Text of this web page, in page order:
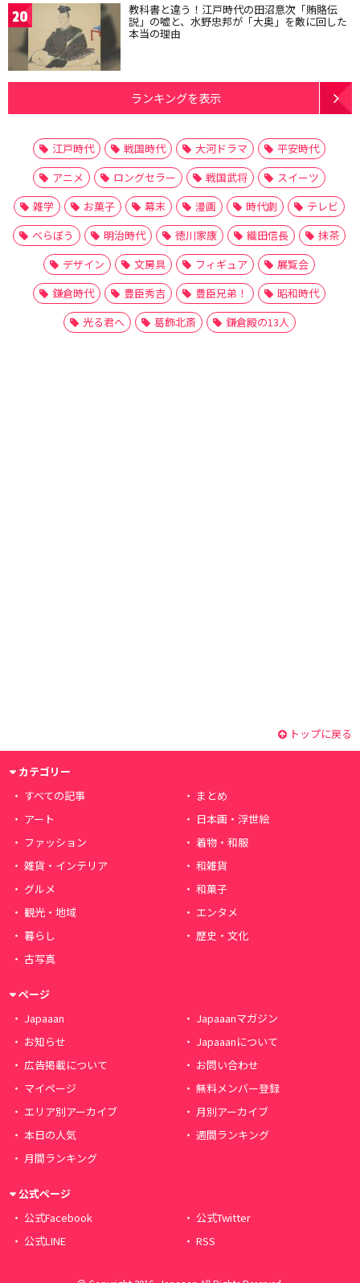
20 教科書と違う！江戸時代の田沼意次「賄賂伝
説」の嘘と、水野忠邦が「大奥」を敵に回した
本当の理由
ランキングを表示
江戸時代 戦国時代 大河ドラマ
平安時代
アニメ
ロングセラー 戦国武将
スイーツ
雑学
お菓子 幕末 漫画 時代劇
テレビ
べらぼう
明治時代 徳川家康 織田信長
抹茶
デザイン
文房具 フィギュア
展覧会
鎌倉時代
豊臣秀吉 豊臣兄弟！
昭和時代
光る君へ
葛飾北斎 鎌倉殿の13人
トップに戻る
カテゴリー
すべての記事
まとめ
アート
日本画・浮世絵
ファッション
着物・和服
雑貨・インテリア
和雑貨
グルメ
和菓子
観光・地域
エンタメ
暮らし
歴史・文化
古写真
ページ
Japaaan
Japaaanマガジン
お知らせ
Japaaanについて
広告掲載について
お問い合わせ
マイページ
無料メンバー登録
エリア別アーカイブ
月別アーカイブ
本日の人気
週間ランキング
月間ランキング
公式ページ
公式Facebook
公式Twitter
公式LINE
RSS